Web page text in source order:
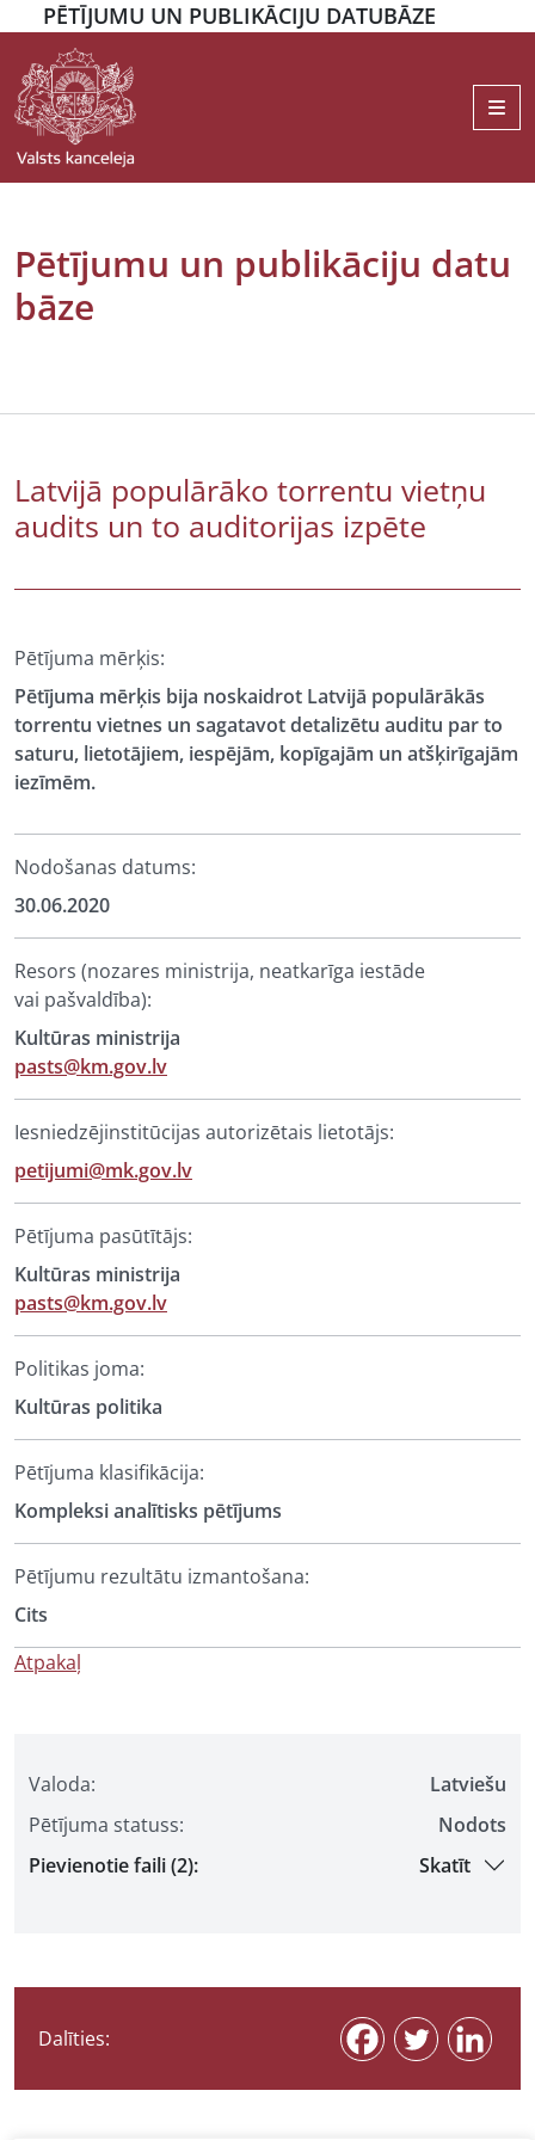
PĒTĪJUMU UN PUBLIKĀCIJU DATUBĀZE
Pētījumu un publikāciju datu
bāze
Valoda:
Latviešu
Pētījuma statuss:
Nodots
Pievienotie faili (2):
Skatīt
Dalīties:
Latvijā populārāko torrentu vietņu
audits un to auditorijas izpēte
Pētījuma mērķis:
Pētījuma mērķis bija noskaidrot Latvijā populārākās
torrentu vietnes un sagatavot detalizētu auditu par to
saturu, lietotājiem, iespējām, kopīgajām un atšķirīgajām
iezīmēm.
Nodošanas datums:
30.06.2020
Resors (nozares ministrija, neatkarīga iestāde
vai pašvaldība):
Kultūras ministrija
pasts@km.gov.lv
Iesniedzējinstitūcijas autorizētais lietotājs:
petijumi@mk.gov.lv
Pētījuma pasūtītājs:
Kultūras ministrija
pasts@km.gov.lv
Politikas joma:
Kultūras politika
Pētījuma klasifikācija:
Kompleksi analītisks pētījums
Pētījumu rezultātu izmantošana:
Cits
Atpakaļ